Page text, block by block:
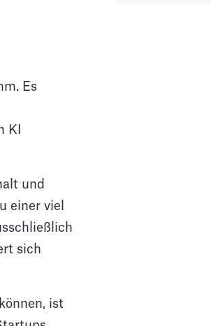
Es
KI
und
einer viel
sich
ist